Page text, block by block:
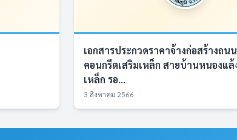
เอกสารประกวดราคาจ้างก่อสร้างถนน
คอนกรีตเสริมเหล็ก สายบ้านหนองแ
เหล็ก รอ...
3 สิงหาคม 2566